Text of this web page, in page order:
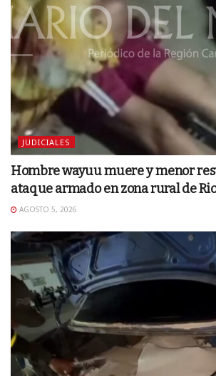
JUDICIALES
Hombre wayuu muere y menor
ataque armado en zona rural de
AGOSTO 5, 2026